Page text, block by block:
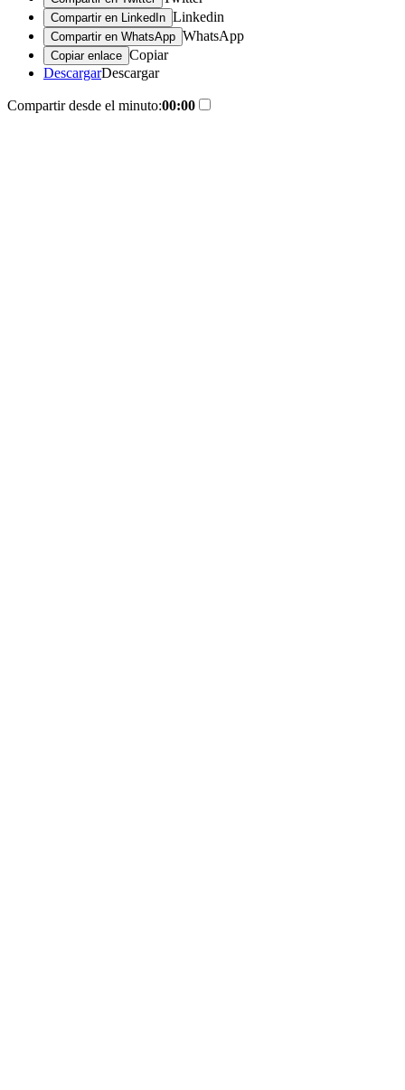
Compartir en LinkedIn Linkedin
Compartir en WhatsApp WhatsApp
Copiar enlace Copiar
DescargarDescargar
Compartir desde el minuto:00:00